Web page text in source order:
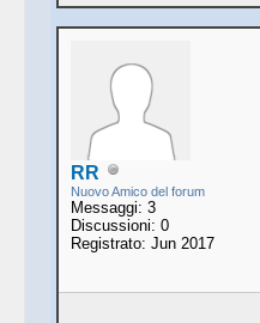
RR
Nuovo Amico del forum
Messaggi: 3
Discussioni: 0
Registrato: Jun 2017